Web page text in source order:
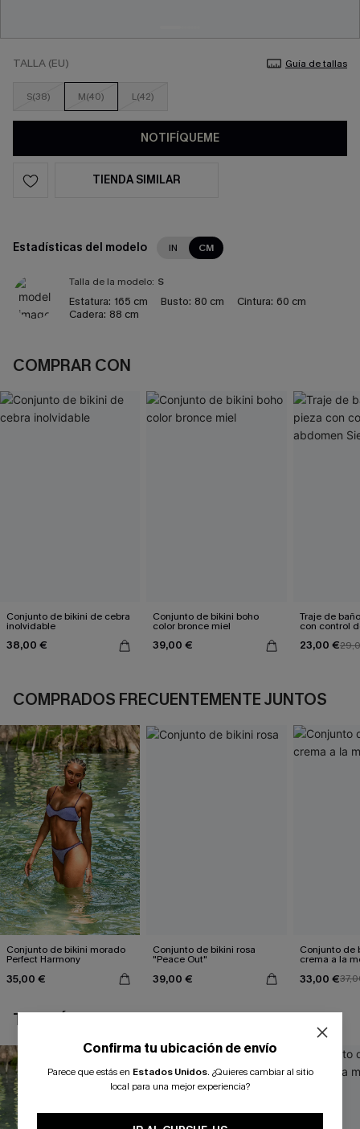
TALLA (EU) Guía de tallas
S(38) M(40) L(42)
NOTIFÍQUEME
TIENDA SIMILAR
Estadísticas del modelo IN CM
Talla de la modelo: S
Estatura: 165 cm Busto: 80 cm Cintura: 60 cm
Cadera: 88 cm
COMPRAR CON
Conjunto de bikini de cebra
inolvidable
38,00 €
Conjunto de bikini boho
color bronce miel
39,00 €
Traje de
con control
23,00 €
COMPRADOS FRECUENTEMENTE JUNTOS
Conjunto de bikini morado
Perfect Harmony
35,00 €
Conjunto de bikini rosa
"Peace Out"
39,00 €
Conjunto de
crema a la
33,00 €
TAMBIÉN TE PUEDE GUSTAR
Confirma tu ubicación de envío
Parece que estás en Estados Unidos. ¿Quieres cambiar al sitio
local para una mejor experiencia?